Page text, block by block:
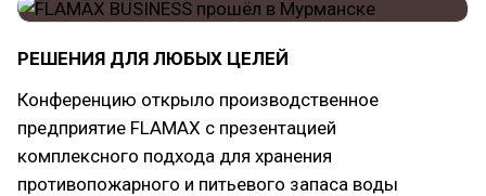
РЕШЕНИЯ ДЛЯ ЛЮБЫХ ЦЕЛЕЙ
Конференцию открыло производственное
предприятие FLAMAX с презентацией
комплексного подхода для хранения
противопожарного и питьевого запаса воды